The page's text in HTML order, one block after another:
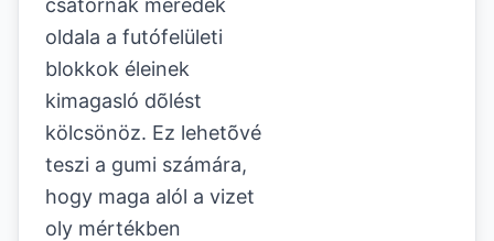
csatornák meredek
oldala a futófelületi
blokkok éleinek
kimagasló dõlést
kölcsönöz. Ez lehetõvé
teszi a gumi számára,
hogy maga alól a vizet
oly mértékben